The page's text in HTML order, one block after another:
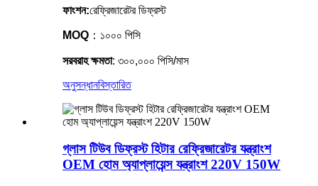
ফাংশন:রেফ্রিজারেটর ডিফ্রস্ট
MOQ ：১০০০ পিসি
সরবরাহ ক্ষমতা: ৩০০,০০০ পিসি/মাস
অনুসন্ধানবিস্তারিত
গ্লাস টিউব ডিফ্রস্ট হিটার রেফ্রিজারেটর যন্ত্রাংশ
OEM হোম অ্যাপ্লায়েন্স যন্ত্রাংশ 220V 150W